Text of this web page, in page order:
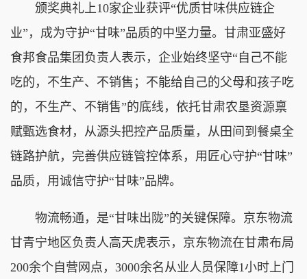
颁奖典礼上10家企业获评“优质甘味供应链企
业”，成为守护“甘味”品质的中坚力量。甘肃亚盛好
食邦食品集团负责人表示，企业始终坚守“自己不能
吃的，不生产、不销售；不能给自己的父母和孩子吃
的，不生产、不销售”的底线，依托甘肃农垦资源禀
赋甄选食材，从源头把控产品质量，从田间到餐桌全
链路护航，完善供应链管控体系，用匠心守护“甘味”
品质，用诚信守护“甘味”品牌。
物流畅通，是“甘味出陇”的关键保障。京东物流
甘青宁地区负责人高天虎表示，京东物流在甘肃布局
200余个自营网点，3000余名从业人员保障1小时上门